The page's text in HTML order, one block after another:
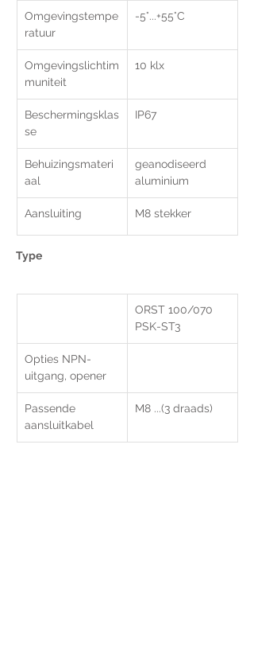
Omgevingstempe
ratuur
-5°...+55°C
Omgevingslichtim
muniteit
10 klx
Beschermingsklas
se
IP67
Behuizingsmateri
aal
geanodiseerd
aluminium
Aansluiting M8 stekker
Type
ORST 100/070
PSK-ST3
Opties NPN-
uitgang, opener
Passende
aansluitkabel
M8 ...(3 draads)